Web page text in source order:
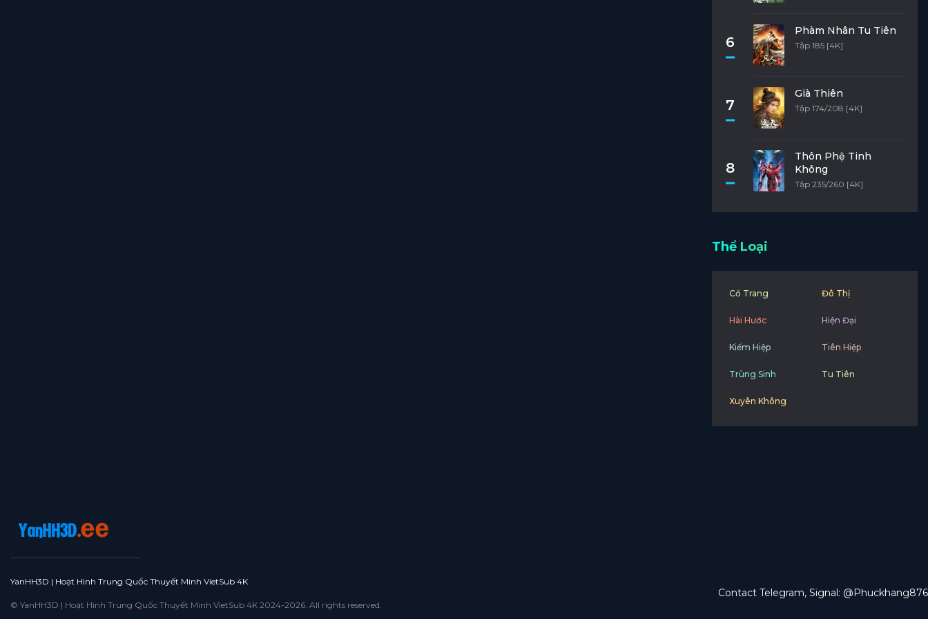
6
Phàm Nhân Tu Tiên
Tập 185 [4K]
7
Già Thiên
Tập 174/208 [4K]
8
Thôn Phệ Tinh
Không
Tập 235/260 [4K]
Thể Loại
Cổ Trang Đô Thị
Hài Hước Hiện Đại
Kiếm Hiệp Tiên Hiệp
Trùng Sinh Tu Tiên
Xuyên Không
YanHH3D | Hoạt Hình Trung Quốc Thuyết Minh VietSub 4K
Contact Telegram, Signal: @Phuckhang876
© YanHH3D | Hoạt Hình Trung Quốc Thuyết Minh VietSub 4K 2024-2026. All rights reserved.